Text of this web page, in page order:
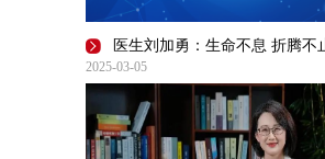
2025-03-05